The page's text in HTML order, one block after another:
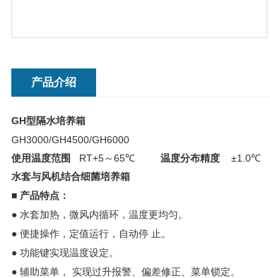
产品介绍
GH型隔水培养箱
GH3000/GH4500/GH6000
使用温度范围 RT+5 ～ 65℃ 温度分布精度 ±1.0℃
水套与风机结合细菌培养箱
■ 产品特点：
● 水套加热，微风内循环，温度更均匀。
● 便捷操作，定值运行，自动停 止。
● 功能键实现温度设定。
● 辅助菜单， 实现过升报警、偏差修正、菜单锁定。